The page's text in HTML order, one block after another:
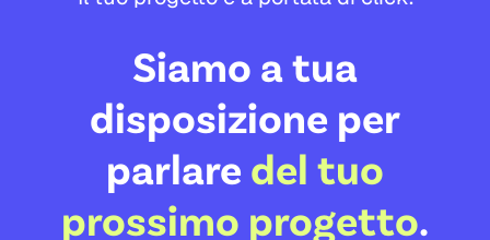
Siamo a tua
disposizione per
parlare del tuo
prossimo progetto.